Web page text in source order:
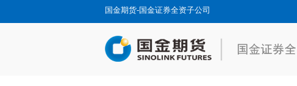
国金期货-国金证券全资子公司